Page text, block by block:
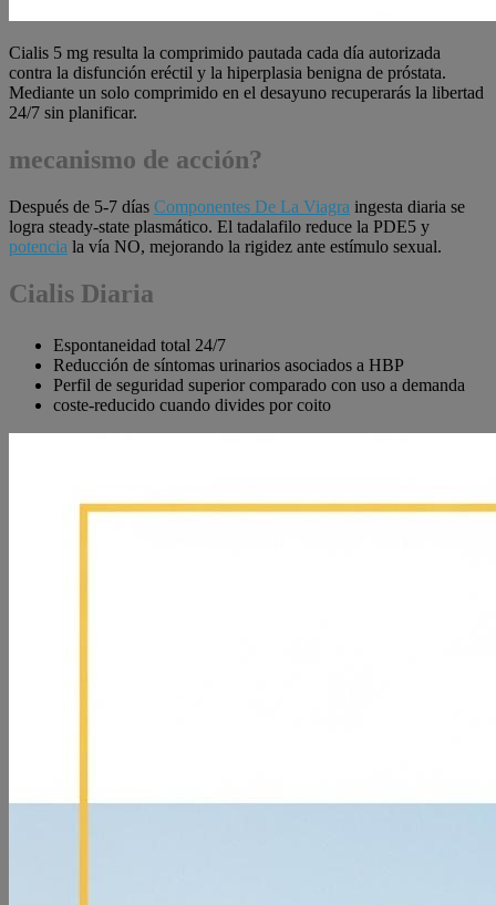
Cialis 5 mg resulta la comprimido pautada cada día autorizada
contra la disfunción eréctil y la hiperplasia benigna de próstata.
Mediante un solo comprimido en el desayuno recuperarás la libertad
24/7 sin planificar.
mecanismo de acción?
Después de 5-7 días Componentes De La Viagra ingesta diaria se
logra steady-state plasmático. El tadalafilo reduce la PDE5 y
potencia la vía NO, mejorando la rigidez ante estímulo sexual.
Cialis Diaria
Espontaneidad total 24/7
Reducción de síntomas urinarios asociados a HBP
Perfil de seguridad superior comparado con uso a demanda
coste-reducido cuando divides por coito